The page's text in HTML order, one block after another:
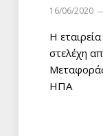
16/06/2020
Η
στελέχη
ΗΠΑ